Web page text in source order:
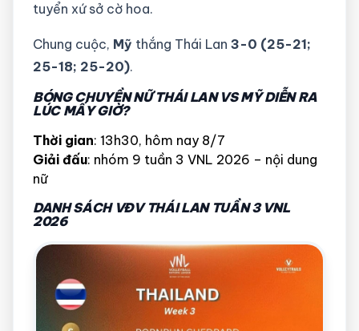
tuyển xứ sở cờ hoa.
Chung cuộc, Mỹ thắng Thái Lan 3-0 (25-21;
25-18; 25-20).
BÓNG CHUYỀN NỮ THÁI LAN VS MỸ DIỄN RA
LÚC MẤY GIỜ?
Thời gian: 13h30, hôm nay 8/7
Giải đấu: nhóm 9 tuần 3 VNL 2026 – nội dung
nữ
DANH SÁCH VĐV THÁI LAN TUẦN 3 VNL
2026